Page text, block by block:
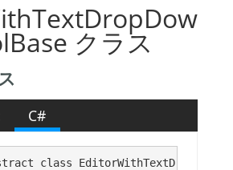
クラス
C#
class